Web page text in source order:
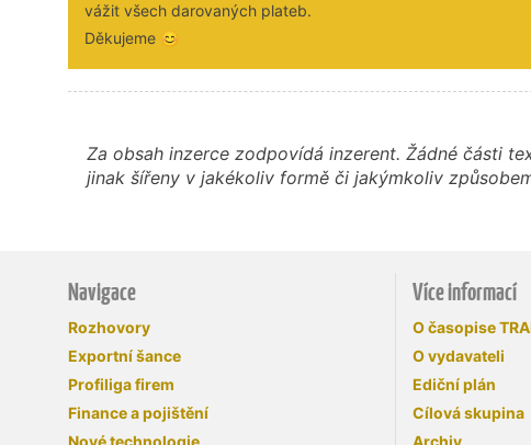
vážit všech darovaných plateb.
Děkujeme 😊
Za obsah inzerce zodpovídá inzerent. Žádné části
jinak šířeny v jakékoliv formě či jakýmkoliv
Navigace
Rozhovory
Exportní šance
Profiliga firem
Finance a pojištění
Nové technologie
Více informací
O časopise
O vydavateli
Ediční plán
Cílová skupina
Archiv